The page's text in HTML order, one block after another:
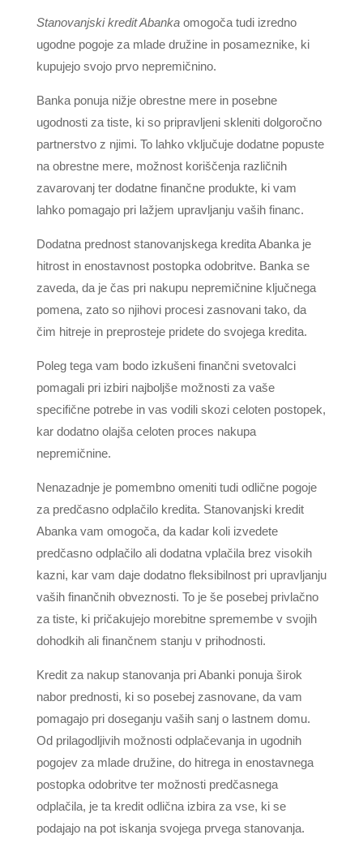
Stanovanjski kredit Abankaomogoča tudi izredno
ugodne pogoje za mlade družine in posameznike, ki
kupujejo svojo prvo nepremičnino.
Banka ponuja nižje obrestne mere in posebne
ugodnosti za tiste, ki so pripravljeni skleniti dolgoročno
partnerstvo z njimi. To lahko vključuje dodatne popuste
na obrestne mere, možnost koriščenja različnih
zavarovanj ter dodatne finančne produkte, ki vam
lahko pomagajo pri lažjem upravljanju vaših financ.
Dodatna prednost stanovanjskega kredita Abanka je
hitrost in enostavnost postopka odobritve. Banka se
zaveda, da je čas pri nakupu nepremičnine ključnega
pomena, zato so njihovi procesi zasnovani tako, da
čim hitreje in preprosteje pridete do svojega kredita.
Poleg tega vam bodo izkušeni finančni svetovalci
pomagali pri izbiri najboljše možnosti za vaše
specifične potrebe in vas vodili skozi celoten postopek,
kar dodatno olajša celoten proces nakupa
nepremičnine.
Nenazadnje je pomembno omeniti tudi odlične pogoje
za predčasno odplačilo kredita. Stanovanjski kredit
Abanka vam omogoča, da kadar koli izvedete
predčasno odplačilo ali dodatna vplačila brez visokih
kazni, kar vam daje dodatno fleksibilnost pri upravljanju
vaših finančnih obveznosti. To je še posebej privlačno
za tiste, ki pričakujejo morebitne spremembe v svojih
dohodkih ali finančnem stanju v prihodnosti.
Kredit za nakup stanovanja pri Abanki ponuja širok
nabor prednosti, ki so posebej zasnovane, da vam
pomagajo pri doseganju vaših sanj o lastnem domu.
Od prilagodljivih možnosti odplačevanja in ugodnih
pogojev za mlade družine, do hitrega in enostavnega
postopka odobritve ter možnosti predčasnega
odplačila, je ta kredit odlična izbira za vse, ki se
podajajo na pot iskanja svojega prvega stanovanja.